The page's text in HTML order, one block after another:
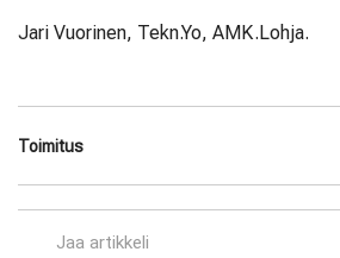
Jari Vuorinen, Tekn.Yo, AMK.Lohja.
Toimitus
Jaa artikkeli